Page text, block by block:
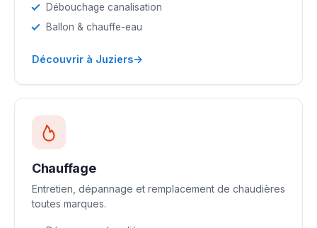
Débouchage canalisation
Ballon & chauffe-eau
Découvrir à Juziers→
Chauffage
Entretien, dépannage et remplacement de chaudières
toutes marques.